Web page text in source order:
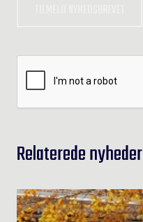
Relaterede nyheder